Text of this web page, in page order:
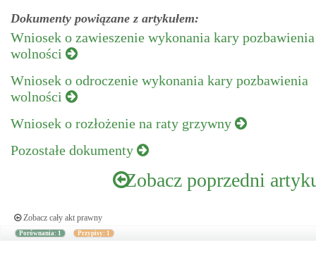
Dokumenty powiązane z artykułem:
Wniosek o zawieszenie wykonania kary pozbawienia
wolności
Wniosek o odroczenie wykonania kary pozbawienia
wolności
Wniosek o rozłożenie na raty grzywny
Pozostałe dokumenty
Zobacz poprzedni
Zobacz cały akt prawny
Porównania: 1 Przypisy: 1